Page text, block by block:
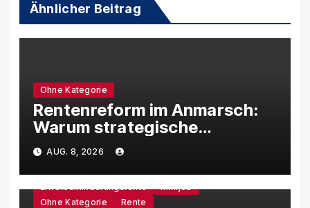
Ähnlicher Beitrag
Ohne Kategorie
Rentenreform im Anmarsch:
Warum strategische
Rentenberatung jetzt
wichtiger wird
AUG. 8, 2026
Ohne Kategorie
Rente